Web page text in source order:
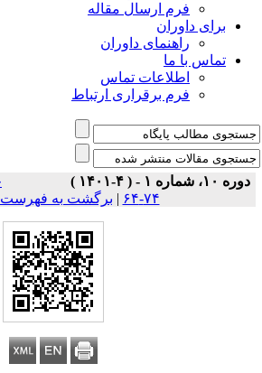
فرم ارسال مقاله
داوران
راهنمای داوران
با ما
اطلاعات تماس
فرم برقراری ارتباط
برگشت به فهرست نسخه ها